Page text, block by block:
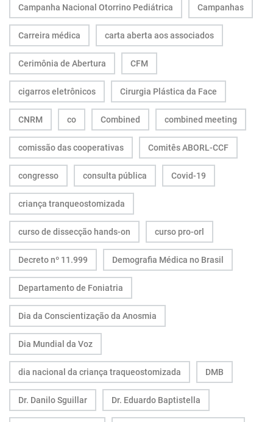
Campanha Nacional Otorrino Pediátrica Campanhas
Carreira médica carta aberta aos associados
Cerimônia de Abertura CFM
cigarros eletrônicos Cirurgia Plástica da Face
CNRM co Combined combined meeting
comissão das cooperativas Comitês ABORL-CCF
congresso consulta pública Covid-19
criança tranqueostomizada
curso de dissecção hands-on curso pro-orl
Decreto nº 11.999 Demografia Médica no Brasil
Departamento de Foniatria
Dia da Conscientização da Anosmia
Dia Mundial da Voz
dia nacional da criança traqueostomizada DMB
Dr. Danilo Sguillar Dr. Eduardo Baptistella